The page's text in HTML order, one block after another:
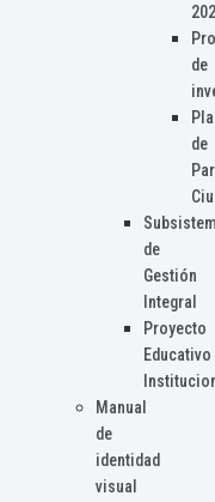
de
de
de
Gestión
Integral
Proyecto
Educativo
Manual
de
identidad
visual